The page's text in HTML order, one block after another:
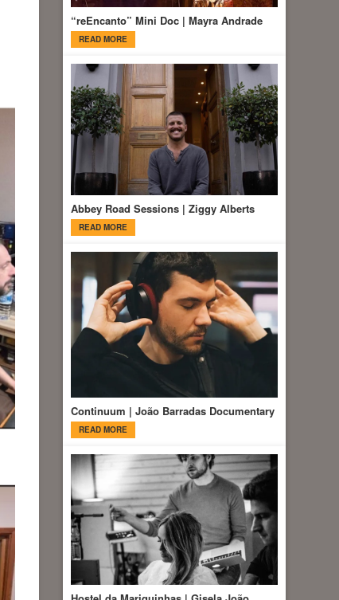
“reEncanto” Mini Doc | Mayra Andrade
READ MORE
Abbey Road Sessions | Ziggy Alberts
READ MORE
Continuum | João Barradas Documentary
READ MORE